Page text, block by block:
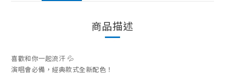
商品描述
喜歡和你一起流汗 💦
演唱會必備，經典款式全新配色！